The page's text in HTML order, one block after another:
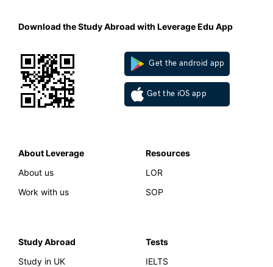
Download the Study Abroad with Leverage Edu App
Get the android app
Get the iOS app
About Leverage
About us
Work with us
Resources
LOR
SOP
Study Abroad
Study in UK
Tests
IELTS